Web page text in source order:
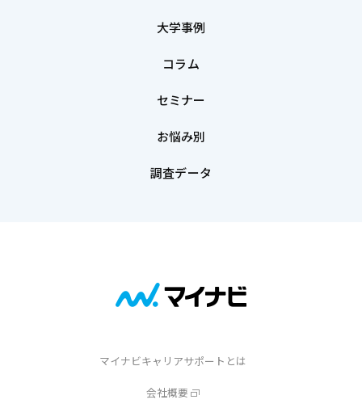
大学事例
コラム
セミナー
お悩み別
調査データ
マイナビキャリアサポートとは
会社概要